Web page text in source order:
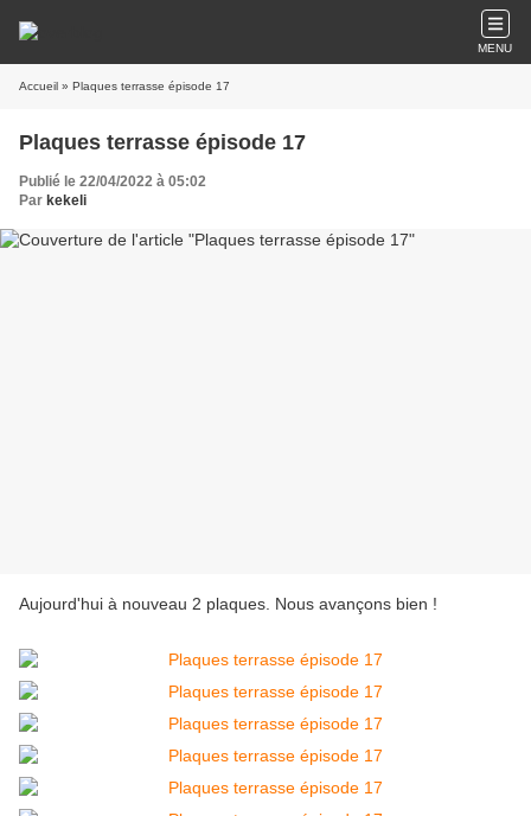
MENU
Accueil » Plaques terrasse épisode 17
Plaques terrasse épisode 17
Publié le 22/04/2022 à 05:02
Par kekeli
Aujourd'hui à nouveau 2 plaques. Nous avançons bien !